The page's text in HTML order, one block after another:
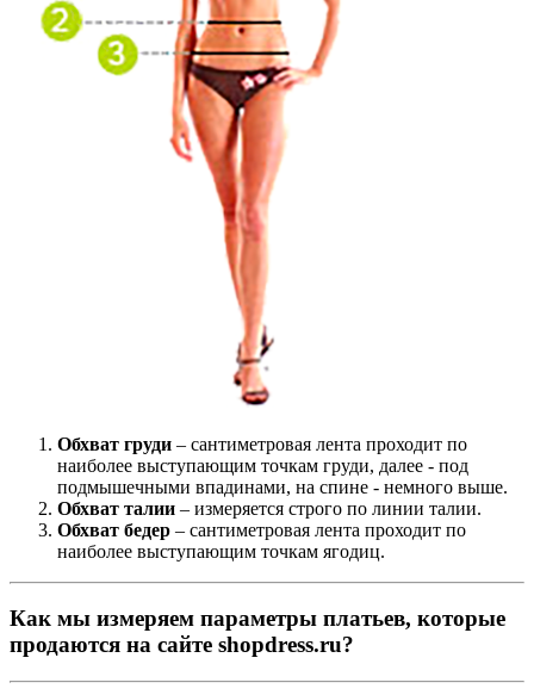
Обхват груди – сантиметровая лента проходит по
наиболее выступающим точкам груди, далее - под
подмышечными впадинами, на спине - немного выше.
Обхват талии – измеряется строго по линии талии.
Обхват бедер – сантиметровая лента проходит по
наиболее выступающим точкам ягодиц.
Как мы измеряем параметры платьев, которые
продаются на сайте shopdress.ru?